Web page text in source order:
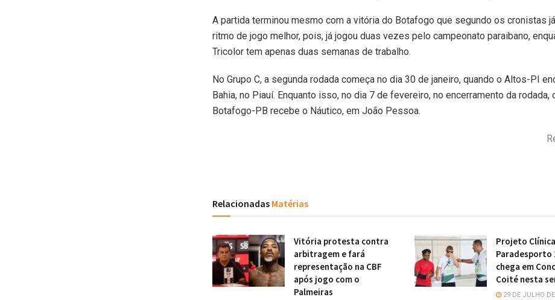
A partida terminou mesmo com a vitória do Botafogo que segundo os cronistas
ritmo de jogo melhor, pois, já jogou duas vezes pelo campeonato paraibano,
Tricolor tem apenas duas semanas de trabalho.
No Grupo C, a segunda rodada começa no dia 30 de janeiro, quando o Altos-PI
Bahia, no Piauí. Enquanto isso, no dia 7 de fevereiro, no encerramento da rodada,
Botafogo-PB recebe o Náutico, em João Pessoa.
Relacionadas Matérias
Vitória protesta contra
arbitragem e fará
representação na CBF
após jogo com o
Palmeiras
Projeto
Paradesporto
chega em
Coité nesta
29 DE JULHO